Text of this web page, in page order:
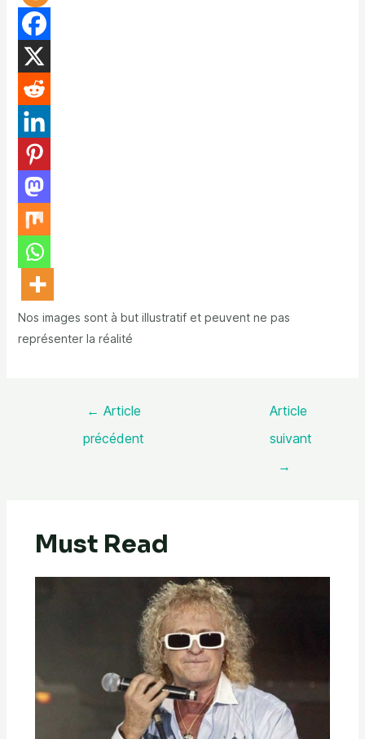
Nos images sont à but illustratif et peuvent ne pas
représenter la réalité
← Article
précédent
Article
suivant
→
Must Read